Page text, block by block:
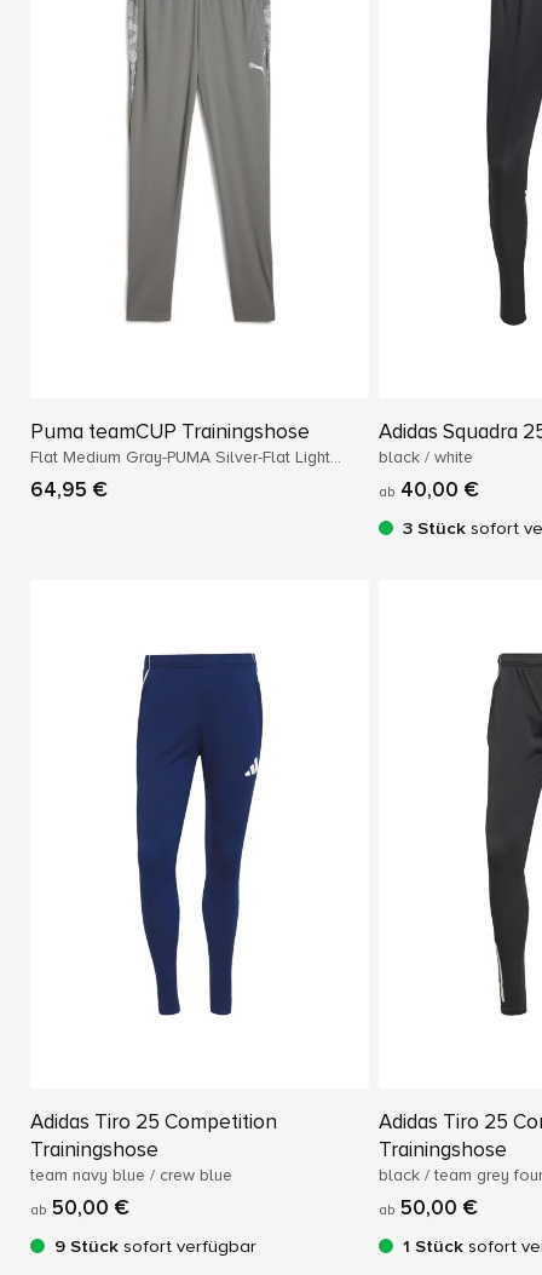
Puma teamCUP Trainingshose
Flat Medium Gray-PUMA Silver-Flat Light
Gray
64,95 €
Adidas Squadra
black / white
ab 40,00 €
3 Stück sofort
Adidas Tiro 25 Competition
Trainingshose
team navy blue / crew blue
ab 50,00 €
9 Stück sofort verfügbar
Adidas Tiro 25
Trainingshose
black / team grey four
ab 50,00 €
1 Stück sofort